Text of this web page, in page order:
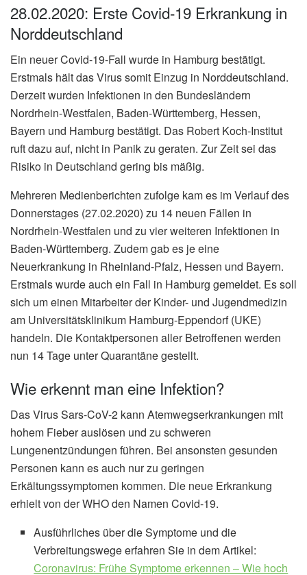
28.02.2020: Erste Covid-19 Erkrankung in
Norddeutschland
Ein neuer Covid-19-Fall wurde in Hamburg bestätigt.
Erstmals hält das Virus somit Einzug in Norddeutschland.
Derzeit wurden Infektionen in den Bundesländern
Nordrhein-Westfalen, Baden-Württemberg, Hessen,
Bayern und Hamburg bestätigt. Das Robert Koch-Institut
ruft dazu auf, nicht in Panik zu geraten. Zur Zeit sei das
Risiko in Deutschland gering bis mäßig.
Mehreren Medienberichten zufolge kam es im Verlauf des
Donnerstages (27.02.2020) zu 14 neuen Fällen in
Nordrhein-Westfalen und zu vier weiteren Infektionen in
Baden-Württemberg. Zudem gab es je eine
Neuerkrankung in Rheinland-Pfalz, Hessen und Bayern.
Erstmals wurde auch ein Fall in Hamburg gemeldet. Es soll
sich um einen Mitarbeiter der Kinder- und Jugendmedizin
am Universitätsklinikum Hamburg-Eppendorf (UKE)
handeln. Die Kontaktpersonen aller Betroffenen werden
nun 14 Tage unter Quarantäne gestellt.
Wie erkennt man eine Infektion?
Das Virus Sars-CoV-2 kann Atemwegserkrankungen mit
hohem Fieber auslösen und zu schweren
Lungenentzündungen führen. Bei ansonsten gesunden
Personen kann es auch nur zu geringen
Erkältungssymptomen kommen. Die neue Erkrankung
erhielt von der WHO den Namen Covid-19.
Ausführliches über die Symptome und die
Verbreitungswege erfahren Sie in dem Artikel:
Coronavirus: Frühe Symptome erkennen – Wie hoch